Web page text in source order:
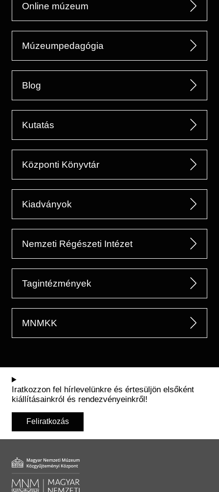
Online múzeum
Múzeumpedagógia
Blog
Kutatás
Központi Könyvtár
Kiadványok
Nemzeti Régészeti Intézet
Tagintézmények
MNMKK
Iratkozzon fel hírlevelünkre és értesüljön elsőként
kiállításainkról és rendezvényeinkről!
Feliratkozás